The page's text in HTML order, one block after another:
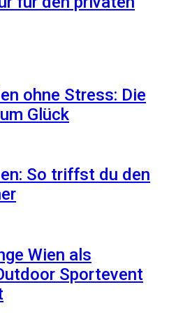
ohne Stress: Die
Glück
So triffst du den
Wien als
Sportevent